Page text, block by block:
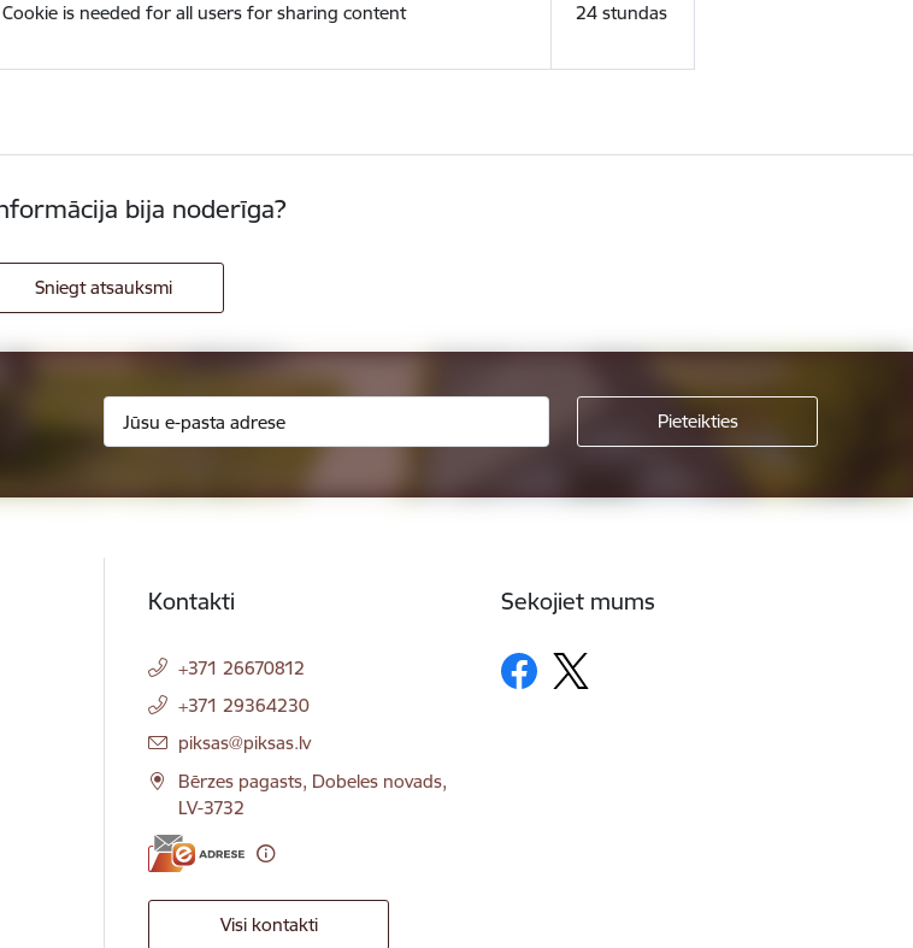
Cookie is needed for all users for sharing content 24 stundas
bija noderīga?
Sniegt atsauksmi
Kontakti
+371 26670812
+371 29364230
E-pasts:
piksas@piksas.lv
Bērzes pagasts, Dobeles novads,
LV-3732
Visi kontakti
Sekojiet mums